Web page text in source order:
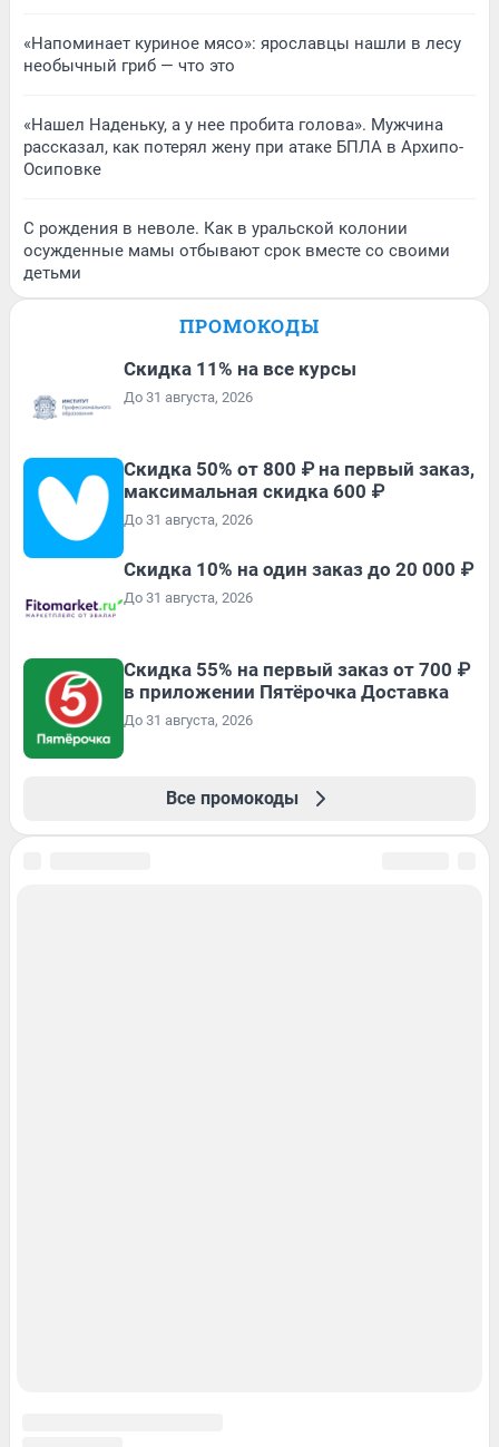
«Напоминает куриное мясо»: ярославцы нашли в лесу
необычный гриб — что это
«Нашел Наденьку, а у нее пробита голова». Мужчина
рассказал, как потерял жену при атаке БПЛА в Архипо-
Осиповке
С рождения в неволе. Как в уральской колонии
осужденные мамы отбывают срок вместе со своими
детьми
ПРОМОКОДЫ
Скидка 11% на все курсы
До 31 августа, 2026
Скидка 50% от 800 ₽ на первый заказ,
максимальная скидка 600 ₽
До 31 августа, 2026
Скидка 10% на один заказ до 20 000 ₽
До 31 августа, 2026
Скидка 55% на первый заказ от 700 ₽
в приложении Пятёрочка Доставка
До 31 августа, 2026
Все промокоды